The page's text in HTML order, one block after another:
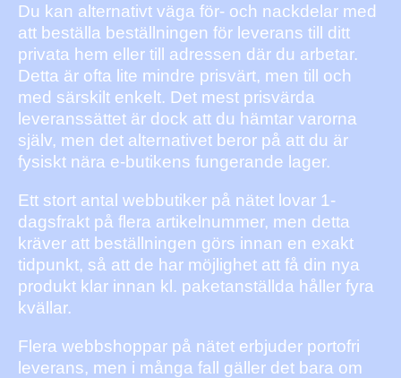
Du kan alternativt väga för- och nackdelar med
att beställa beställningen för leverans till ditt
privata hem eller till adressen där du arbetar.
Detta är ofta lite mindre prisvärt, men till och
med särskilt enkelt. Det mest prisvärda
leveranssättet är dock att du hämtar varorna
själv, men det alternativet beror på att du är
fysiskt nära e-butikens fungerande lager.
Ett stort antal webbutiker på nätet lovar 1-
dagsfrakt på flera artikelnummer, men detta
kräver att beställningen görs innan en exakt
tidpunkt, så att de har möjlighet att få din nya
produkt klar innan kl. paketanställda håller fyra
kvällar.
Flera webbshoppar på nätet erbjuder portofri
leverans, men i många fall gäller det bara om